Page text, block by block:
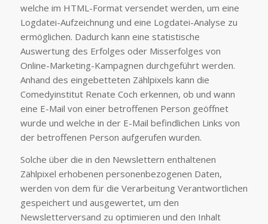
welche im HTML-Format versendet werden, um eine
Logdatei-Aufzeichnung und eine Logdatei-Analyse zu
ermöglichen. Dadurch kann eine statistische
Auswertung des Erfolges oder Misserfolges von
Online-Marketing-Kampagnen durchgeführt werden.
Anhand des eingebetteten Zählpixels kann die
Comedyinstitut Renate Coch erkennen, ob und wann
eine E-Mail von einer betroffenen Person geöffnet
wurde und welche in der E-Mail befindlichen Links von
der betroffenen Person aufgerufen wurden.
Solche über die in den Newslettern enthaltenen
Zählpixel erhobenen personenbezogenen Daten,
werden von dem für die Verarbeitung Verantwortlichen
gespeichert und ausgewertet, um den
Newsletterversand zu optimieren und den Inhalt